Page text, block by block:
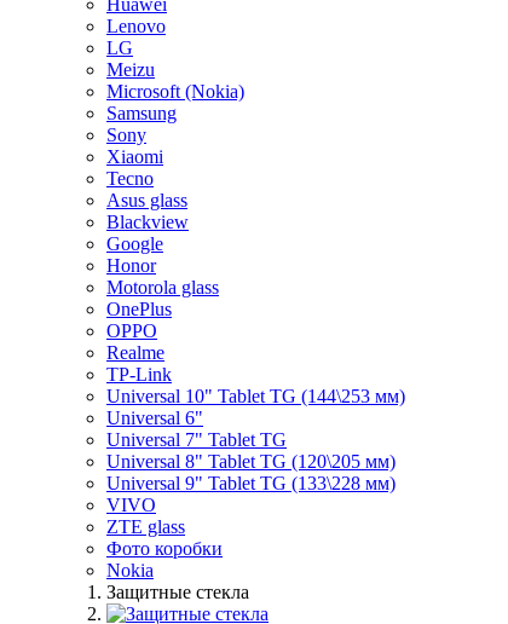
Huawei
Lenovo
LG
Meizu
Microsoft (Nokia)
Samsung
Sony
Xiaomi
Tecno
Asus glass
Blackview
Google
Honor
Motorola glass
OnePlus
OPPO
Realme
TP-Link
Universal 10" Tablet TG (144\253 мм)
Universal 6"
Universal 7" Tablet TG
Universal 8" Tablet TG (120\205 мм)
Universal 9" Tablet TG (133\228 мм)
VIVO
ZTE glass
Фото коробки
Nokia
Защитные стекла